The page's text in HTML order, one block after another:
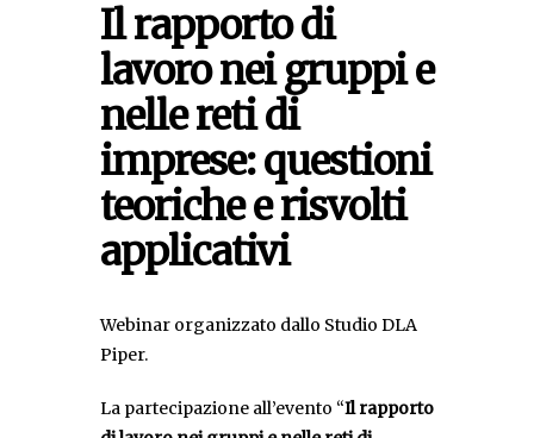
Il rapporto di
lavoro nei gruppi e
nelle reti di
imprese: questioni
teoriche e risvolti
applicativi
Webinar organizzato dallo Studio DLA
Piper.
La partecipazione all’evento “Il rapporto